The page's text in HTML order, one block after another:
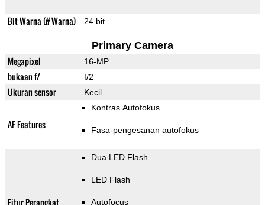
Bit Warna (# Warna) 24 bit
Primary Camera
Megapixel 16-MP
bukaan f/ f/2
Ukuran sensor Kecil
AF Features
Kontras Autofokus
Fasa-pengesanan autofokus
Fitur Perangkat
Dua LED Flash
LED Flash
Autofocus